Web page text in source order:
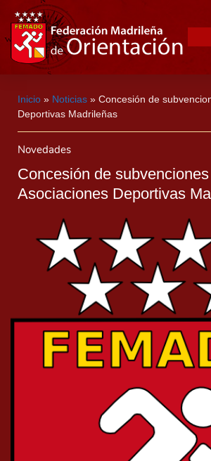
Inicio » Noticias » Concesión de
Deportivas Madrileñas
Novedades
Concesión de
Asociaciones Deportivas